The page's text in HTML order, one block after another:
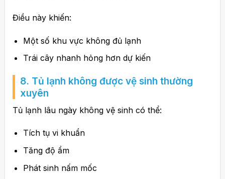
Điều này khiến:
Một số khu vực không đủ lạnh
Trái cây nhanh hỏng hơn dự kiến
8. Tủ lạnh không được vệ sinh thường
xuyên
Tủ lạnh lâu ngày không vệ sinh có thể:
Tích tụ vi khuẩn
Tăng độ ẩm
Phát sinh nấm mốc